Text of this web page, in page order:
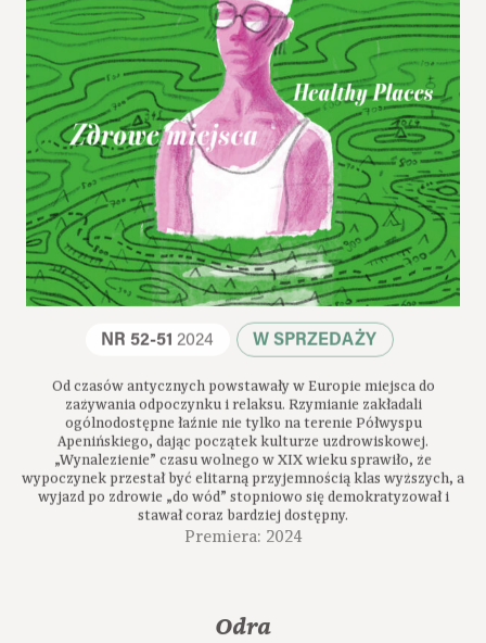
NR 52-51 2024 W SPRZEDAŻY
Od czasów antycznych powstawały w Europie miejsca do
zażywania odpoczynku i relaksu. Rzymianie zakładali
ogólnodostępne łaźnie nie tylko na terenie Półwyspu
Apenińskiego, dając początek kulturze uzdrowiskowej.
„Wynalezienie” czasu wolnego w XIX wieku sprawiło, że
wypoczynek przestał być elitarną przyjemnością klas wyższych, a
wyjazd po zdrowie „do wód” stopniowo się demokratyzował i
stawał coraz bardziej dostępny.
Premiera: 2024
Odra